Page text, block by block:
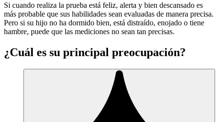
Si cuando realiza la prueba está feliz, alerta y bien descansado es
más probable que sus habilidades sean evaluadas de manera precisa.
Pero si su hijo no ha dormido bien, está distraído, enojado o tiene
hambre, puede que las mediciones no sean tan precisas.
¿Cuál es su principal preocupación?